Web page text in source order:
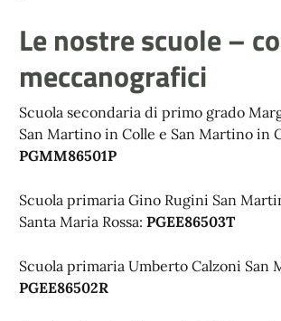
Le nostre scuole –
meccanografici
Scuola secondaria di primo grado
San Martino in Colle e San Martino in
PGMM86501P
Scuola primaria Gino Rugini San
Santa Maria Rossa: PGEE86503T
Scuola primaria Umberto Calzoni San
PGEE86502R